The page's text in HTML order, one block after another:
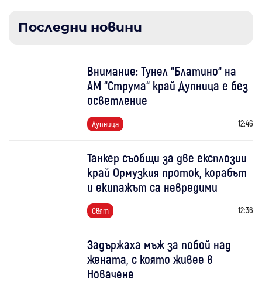
Последни новини
Внимание: Тунел “Блатино“ на
АМ “Струма“ край Дупница е без
осветление
Дупница 12:46
Танкер съобщи за две експлозии
край Ормузкия проток, корабът
и екипажът са невредими
Свят 12:36
Задържаха мъж за побой над
жената, с която живее в
Новачене